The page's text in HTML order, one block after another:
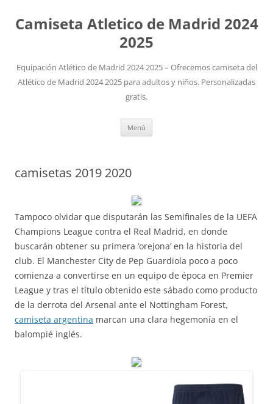
Camiseta Atletico de Madrid 2024
2025
Equipación Atlético de Madrid 2024 2025 – Ofrecemos camiseta del
Atlético de Madrid 2024 2025 para adultos y niños. Personalizadas
gratis.
Menú
camisetas 2019 2020
Tampoco olvidar que disputarán las Semifinales de la UEFA
Champions League contra el Real Madrid, en donde
buscarán obtener su primera ‘orejona’ en la historia del
club. El Manchester City de Pep Guardiola poco a poco
comienza a convertirse en un equipo de época en Premier
League y tras el título obtenido este sábado como producto
de la derrota del Arsenal ante el Nottingham Forest,
camiseta argentina marcan una clara hegemonía en el
balompié inglés.